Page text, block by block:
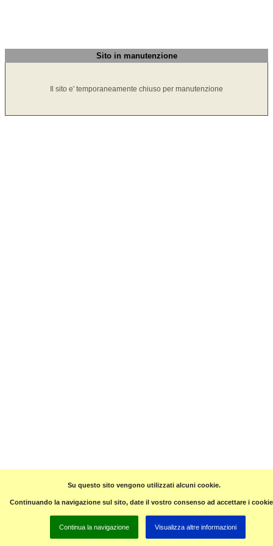
Su questo sito vengono utilizzati alcuni cookie.
Continuando la navigazione sul sito, date il vostro consenso ad accettare i
Continua la navigazione Visualizza altre informazioni
Sito in manutenzione
Il sito e' temporaneamente chiuso per manutenzione